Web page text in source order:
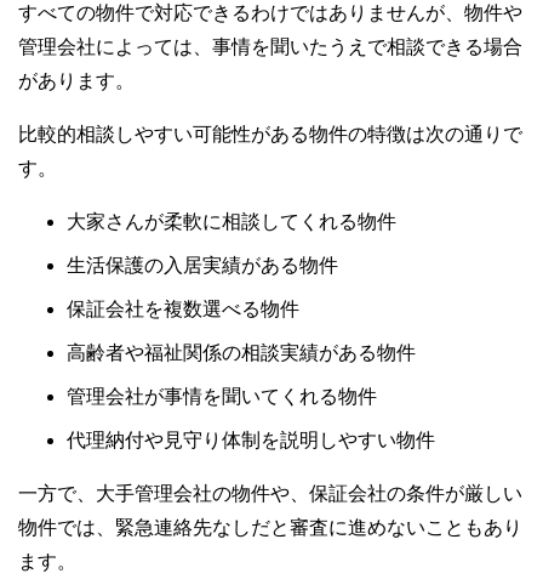
すべての物件で対応できるわけではありませんが、物件や
管理会社によっては、事情を聞いたうえで相談できる場合
があります。
比較的相談しやすい可能性がある物件の特徴は次の通りで
す。
大家さんが柔軟に相談してくれる物件
生活保護の入居実績がある物件
保証会社を複数選べる物件
高齢者や福祉関係の相談実績がある物件
管理会社が事情を聞いてくれる物件
代理納付や見守り体制を説明しやすい物件
一方で、大手管理会社の物件や、保証会社の条件が厳しい
物件では、緊急連絡先なしだと審査に進めないこともあり
ます。